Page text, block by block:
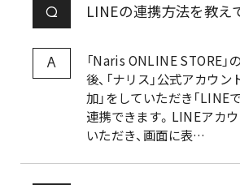
Q LINEの連携方法を教え
A
「Naris ONLINE STORE」
後、「ナリス」公式アカウン
加」をしていただき「LINE
連携できます。LINEアカ
いただき、画面に表…